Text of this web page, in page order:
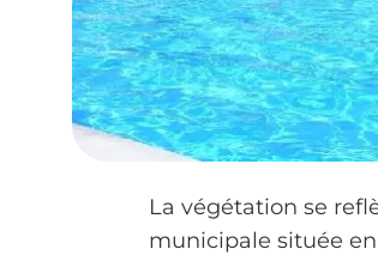
La végétation se
municipale située